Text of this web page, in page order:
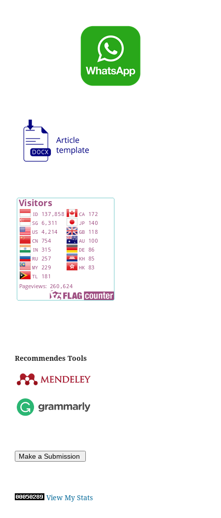
Recommendes Tools
Make a Submission
View My Stats